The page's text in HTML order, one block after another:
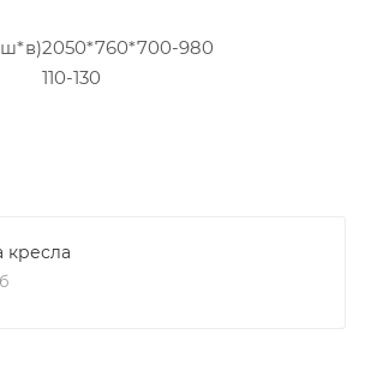
2050*760*700-980
110-130
кресла